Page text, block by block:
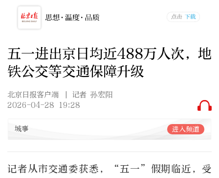
五一进出京日均近488万人次，地
铁公交等交通保障升级
北京日报客户端
| 记者 孙宏阳
2026-04-28 19:28
城事 进入频道
记者从市交通委获悉，“五一”假期临近，受